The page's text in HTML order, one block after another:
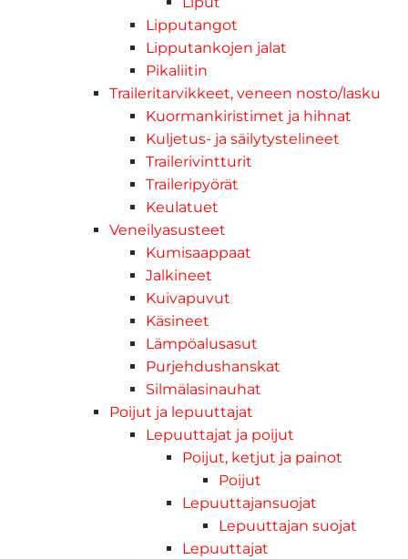
Lipputangot
Lipputankojen jalat
Pikaliitin
Traileritarvikkeet, veneen nosto/lasku
Kuormankiristimet ja hihnat
Kuljetus- ja säilytystelineet
Trailerivintturit
Traileripyörät
Keulatuet
Veneilyasusteet
Kumisaappaat
Jalkineet
Kuivapuvut
Käsineet
Lämpöalusasut
Purjehdushanskat
Silmälasinauhat
Poijut ja lepuuttajat
Lepuuttajat ja poijut
Poijut, ketjut ja painot
Poijut
Lepuuttajansuojat
Lepuuttajan suojat
Lepuuttajat